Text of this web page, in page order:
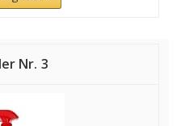
3